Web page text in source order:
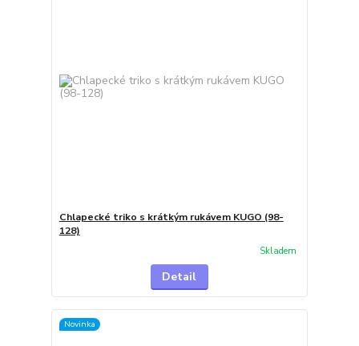
Chlapecké triko s krátkým rukávem KUGO (98-
128)
Skladem
Detail
Novinka